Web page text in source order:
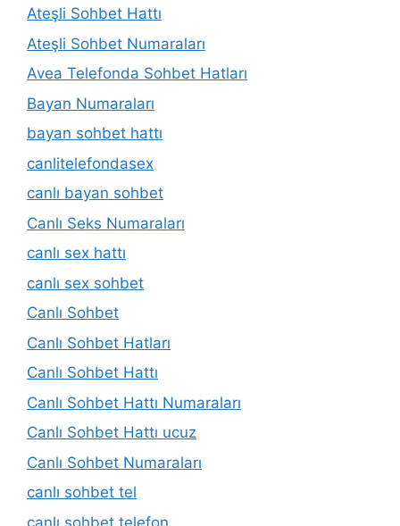
Ateşli Sohbet Hattı
Ateşli Sohbet Numaraları
Avea Telefonda Sohbet Hatları
Bayan Numaraları
bayan sohbet hattı
canlitelefondasex
canlı bayan sohbet
Canlı Seks Numaraları
canlı sex hattı
canlı sex sohbet
Canlı Sohbet
Canlı Sohbet Hatları
Canlı Sohbet Hattı
Canlı Sohbet Hattı Numaraları
Canlı Sohbet Hattı ucuz
Canlı Sohbet Numaraları
canlı sohbet tel
canlı sohbet telefon